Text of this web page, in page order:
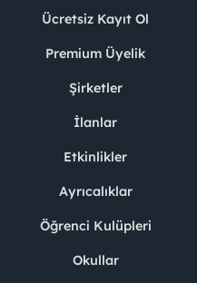
Ücretsiz Kayıt Ol
Premium Üyelik
Şirketler
İlanlar
Etkinlikler
Ayrıcalıklar
Öğrenci Kulüpleri
Okullar